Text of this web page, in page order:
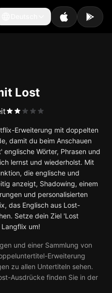
Lost
Erweiterung mit doppelten
damit du beim Anschauen
Wörter, Phrasen und
lernst und wiederholst. Mit
die englische und
anzeigt, Shadowing, einem
und personalisierten
das Englisch aus Lost-
Setze dein Ziel 'Lost
um!
und einer Sammlung von
Erweiterung
zu allen Untertiteln sehen.
Ausdrücke finden Sie in der